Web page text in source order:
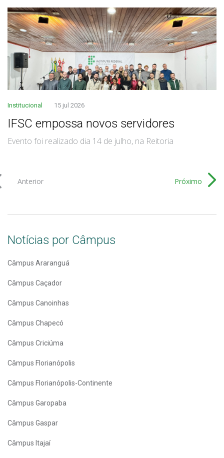
Institucional 15 jul 2026
IFSC empossa novos servidores
Evento foi realizado dia 14 de julho, na Reitoria
Anterior Próximo
Notícias por Câmpus
Câmpus Araranguá
Câmpus Caçador
Câmpus Canoinhas
Câmpus Chapecó
Câmpus Criciúma
Câmpus Florianópolis
Câmpus Florianópolis-Continente
Câmpus Garopaba
Câmpus Gaspar
Câmpus Itajaí